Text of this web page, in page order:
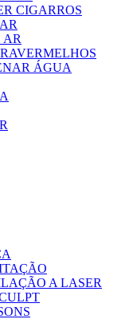
CIGARROS
AR
ÁGUA
A LASER